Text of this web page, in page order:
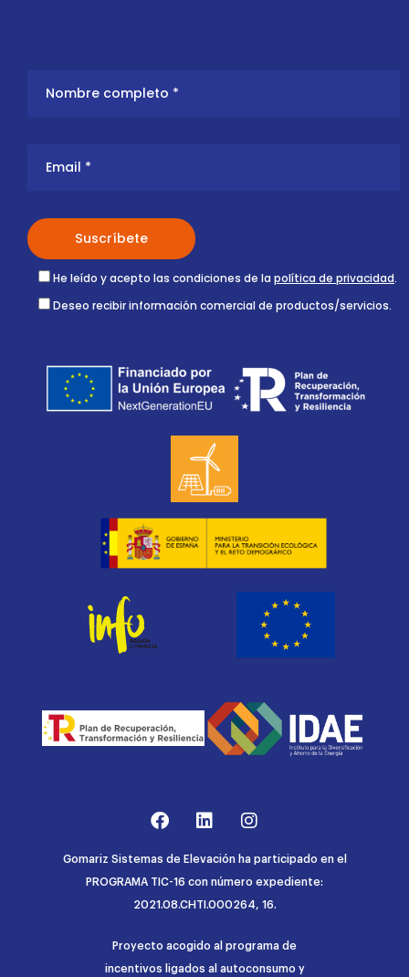
He leído y acepto las condiciones de la política de privacidad.
Deseo recibir información comercial de productos/servicios.
Gomariz Sistemas de Elevación ha participado en el
PROGRAMA TIC-16 con número expediente:
2021.08.CHTI.000264, 16.
Proyecto acogido al programa de
incentivos ligados al autoconsumo y